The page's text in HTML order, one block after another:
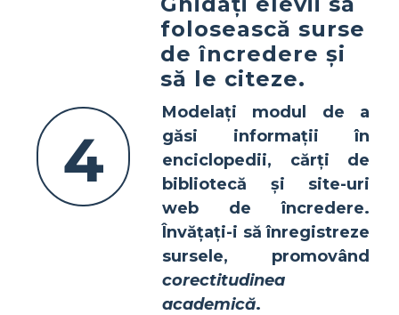
4
folosească surse
de încredere și
să le citeze.
Modelați modul de a
găsi informații în
enciclopedii, cărți de
bibliotecă și site-uri
web de încredere.
Învățați-i să înregistreze
sursele, promovând
corectitudinea
academică.